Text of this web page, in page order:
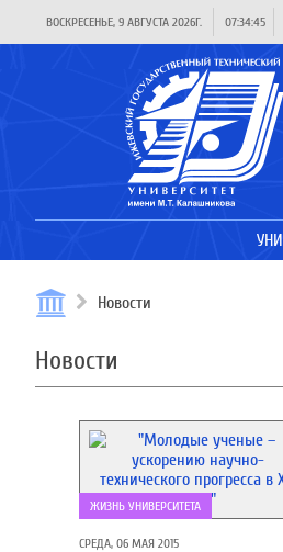
ВОСКРЕСЕНЬЕ, 9 АВГУСТА 2026Г. 07:34:45
Новости
Новости
ЖИЗНЬ УНИВЕРСИТЕТА
СРЕДА, 06 МАЯ 2015